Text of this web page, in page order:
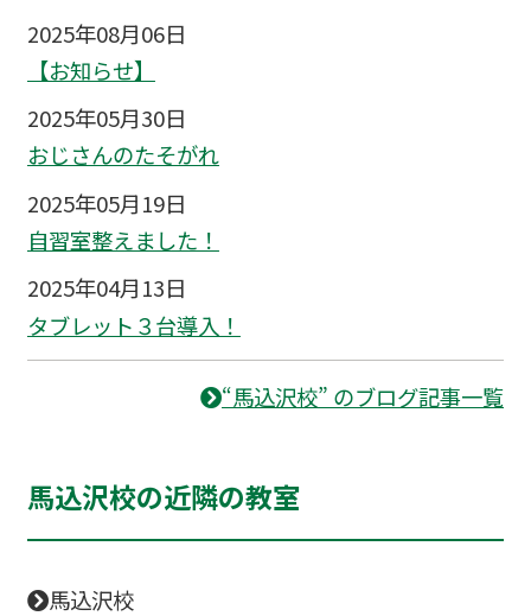
2025年08月06日
【お知らせ】
2025年05月30日
おじさんのたそがれ
2025年05月19日
自習室整えました！
2025年04月13日
タブレット３台導入！
“馬込沢校” のブログ記事一覧
馬込沢校の近隣の教室
馬込沢校